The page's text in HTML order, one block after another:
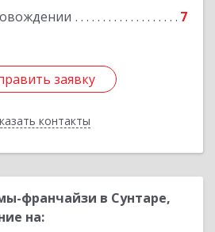
7
заявку
контакты
Подробнее
заявку
Назад
франчайзи в Сунтаре,
на: